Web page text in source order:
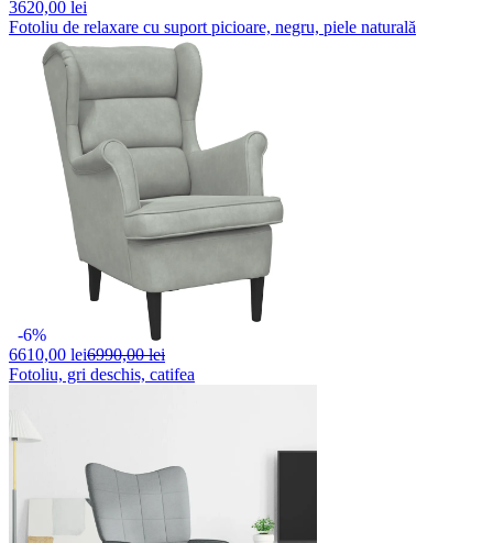
3620,00 lei
Fotoliu de relaxare cu suport picioare, negru, piele naturală
-6%
6610,00 lei6990,00 lei
Fotoliu, gri deschis, catifea